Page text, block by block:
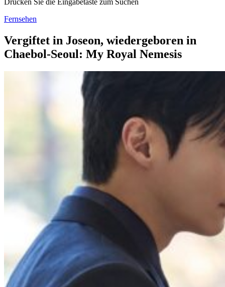
Drücken Sie die Eingabetaste zum Suchen
Fernsehen
Vergiftet in Joseon, wiedergeboren in
Chaebol-Seoul: My Royal Nemesis